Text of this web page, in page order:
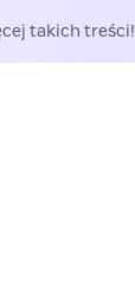
takich treści!